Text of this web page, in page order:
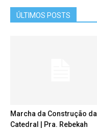
ÚLTIMOS POSTS
Marcha da Construção da
Catedral | Pra. Rebekah